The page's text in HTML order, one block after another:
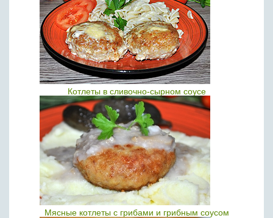
Котлеты в сливочно-сырном соусе
Мясные котлеты с грибами и грибным соусом